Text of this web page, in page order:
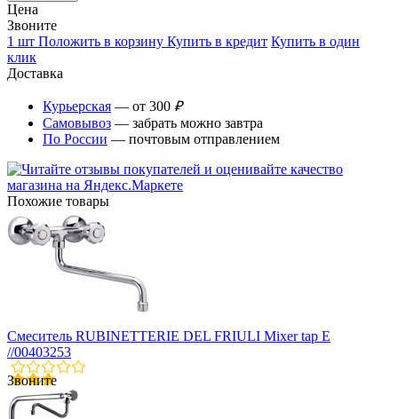
Цена
Звоните
1 шт Положить в корзину Купить в кредит Купить в один
клик
Доставка
Курьерская — от 300 ₽
Самовывоз — забрать можно завтра
По России — почтовым отправлением
Похожие товары
Смеситель RUBINETTERIE DEL FRIULI Mixer tap E
//00403253
Звоните